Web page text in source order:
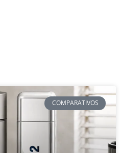
COMPARATIVOS